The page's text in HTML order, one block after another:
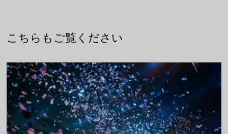
ー
シ
ョ
ン
こちらもご覧ください